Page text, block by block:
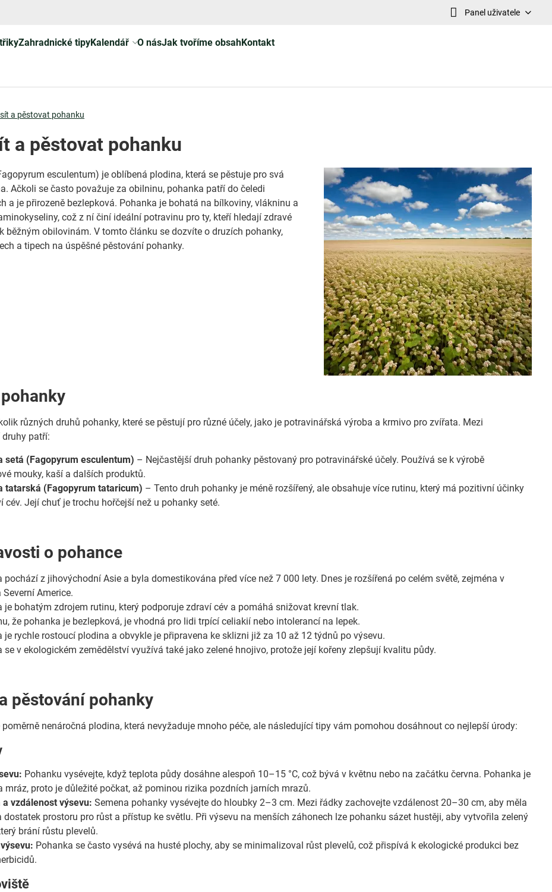
Panel uživatele
Zahradnické tipyKalendář O násJak tvoříme obsahKontakt
a pěstovat pohanku
a pěstovat pohanku
esculentum) je oblíbená plodina, která se pěstuje pro svá
Ačkoli se často považuje za obilninu, pohanka patří do čeledi
a je přirozeně bezlepková. Pohanka je bohatá na bílkoviny, vlákninu a
což z ní činí ideální potravinu pro ty, kteří hledají zdravé
běžným obilovinám. V tomto článku se dozvíte o druzích pohanky,
a tipech na úspěšné pěstování pohanky.
různých druhů pohanky, které se pěstují pro různé účely, jako je potravinářská výroba a krmivo pro zvířata. Mezi
patří:
setá (Fagopyrum esculentum) – Nejčastější druh pohanky pěstovaný pro potravinářské účely. Používá se k výrobě
mouky, kaší a dalších produktů.
tatarská (Fagopyrum tataricum) – Tento druh pohanky je méně rozšířený, ale obsahuje více rutinu, který má pozitivní účinky
cév. Její chuť je trochu hořčejší než u pohanky seté.
o pohance
pochází z jihovýchodní Asie a byla domestikována před více než 7 000 lety. Dnes je rozšířená po celém světě, zejména v
Severní Americe.
je bohatým zdrojem rutinu, který podporuje zdraví cév a pomáhá snižovat krevní tlak.
že pohanka je bezlepková, je vhodná pro lidi trpící celiakií nebo intolerancí na lepek.
je rychle rostoucí plodina a obvykle je připravena ke sklizni již za 10 až 12 týdnů po výsevu.
se v ekologickém zemědělství využívá také jako zelené hnojivo, protože její kořeny zlepšují kvalitu půdy.
pěstování pohanky
poměrně nenáročná plodina, která nevyžaduje mnoho péče, ale následující tipy vám pomohou dosáhnout co nejlepší úrody:
Pohanku vysévejte, když teplota půdy dosáhne alespoň 10–15 °C, což bývá v květnu nebo na začátku června. Pohanka je
mráz, proto je důležité počkat, až pominou rizika pozdních jarních mrazů.
a vzdálenost výsevu: Semena pohanky vysévejte do hloubky 2–3 cm. Mezi řádky zachovejte vzdálenost 20–30 cm, aby měla
dostatek prostoru pro růst a přístup ke světlu. Při výsevu na menších záhonech lze pohanku sázet hustěji, aby vytvořila zelený
brání růstu plevelů.
Pohanka se často vysévá na husté plochy, aby se minimalizoval růst plevelů, což přispívá k ekologické produkci bez